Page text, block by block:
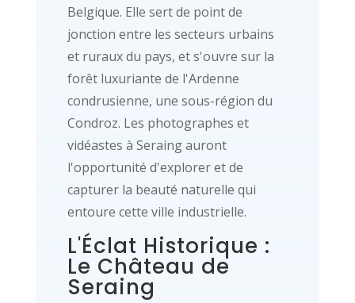
Belgique. Elle sert de point de
jonction entre les secteurs urbains
et ruraux du pays, et s'ouvre sur la
forêt luxuriante de l'Ardenne
condrusienne, une sous-région du
Condroz. Les photographes et
vidéastes à Seraing auront
l'opportunité d'explorer et de
capturer la beauté naturelle qui
entoure cette ville industrielle.
L'Éclat Historique :
Le Château de
Seraing